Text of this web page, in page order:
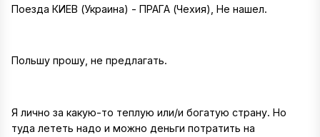
Поезда КИЕВ (Украина) - ПРАГА (Чехия), Не нашел.
Польшу прошу, не предлагать.
Я лично за какую-то теплую или/и богатую страну. Но
туда лететь надо и можно деньги потратить на